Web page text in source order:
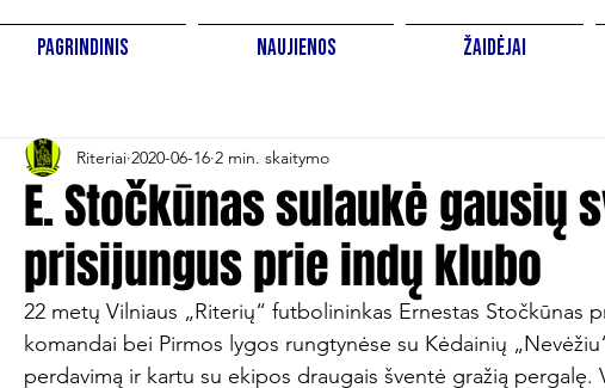
Pagrindinis Naujienos Žaidėjai
E. Stočkūnas sulaukė gausių
prisijungus prie indų klubo
Riteriai 2020-06-16 2 min. skaitymo
22 metų Vilniaus „Riterių“ futbolininkas Ernestas Stočkūnas
komandai bei Pirmos lygos rungtynėse su Kėdainių
perdavimą ir kartu su ekipos draugais šventė gražią pergalę.